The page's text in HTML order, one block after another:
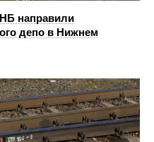
направили
депо в Нижнем